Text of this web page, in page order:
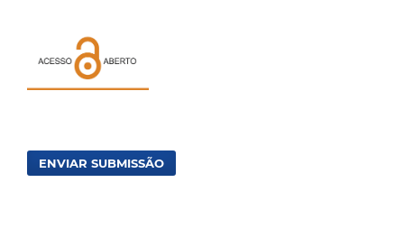
ENVIAR SUBMISSÃO